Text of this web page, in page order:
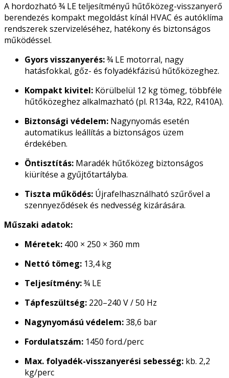
A hordozható ¾ LE teljesítményű hűtőközeg-visszanyerő
berendezés kompakt megoldást kínál HVAC és autóklíma
rendszerek szervizeléséhez, hatékony és biztonságos
működéssel.
Gyors visszanyerés:¾ LE motorral, nagy
hatásfokkal, gőz- és folyadékfázisú hűtőközeghez.
Kompakt kivitel: Körülbelül 12 kg tömeg, többféle
hűtőközeghez alkalmazható (pl. R134a, R22, R410A).
Biztonsági védelem: Nagynyomás esetén
automatikus leállítás a biztonságos üzem
érdekében.
Öntisztítás: Maradék hűtőközeg biztonságos
kiürítése a gyűjtőtartályba.
Tiszta működés: Újrafelhasználható szűrővel a
szennyeződések és nedvesség kizárására.
Műszaki adatok:
Méretek: 400 × 250 × 360 mm
Nettó tömeg: 13,4 kg
Teljesítmény:¾ LE
Tápfeszültség: 220–240 V / 50 Hz
Nagynyomású védelem:38,6 bar
Fordulatszám: 1450 ford./perc
Max. folyadék-visszanyerési sebesség: kb. 2,2
kg/perc